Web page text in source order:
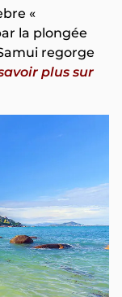
«
la plongée
regorge
plus sur